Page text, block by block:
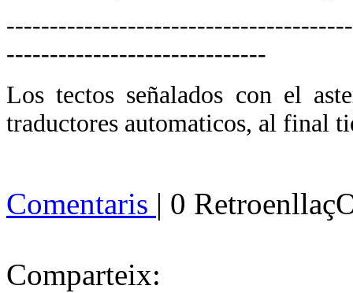
------------------------------
Los tectos señalados con el
traductores automaticos, al final
Comentaris | 0
Comparteix: